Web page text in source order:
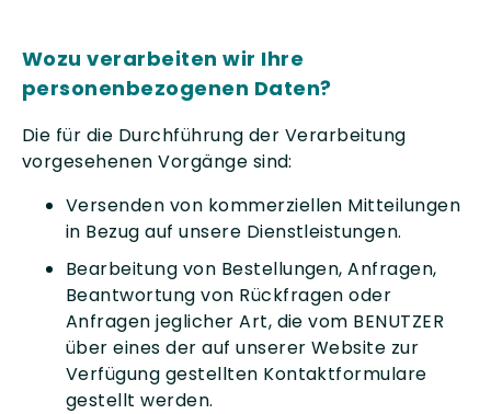
Wozu verarbeiten wir Ihre
personenbezogenen Daten?
Die für die Durchführung der Verarbeitung
vorgesehenen Vorgänge sind:
Versenden von kommerziellen Mitteilungen
in Bezug auf unsere Dienstleistungen.
Bearbeitung von Bestellungen, Anfragen,
Beantwortung von Rückfragen oder
Anfragen jeglicher Art, die vom BENUTZER
über eines der auf unserer Website zur
Verfügung gestellten Kontaktformulare
gestellt werden.